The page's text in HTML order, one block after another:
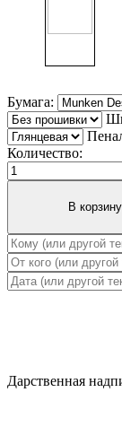
Бумага:
Количество:
Дарственная